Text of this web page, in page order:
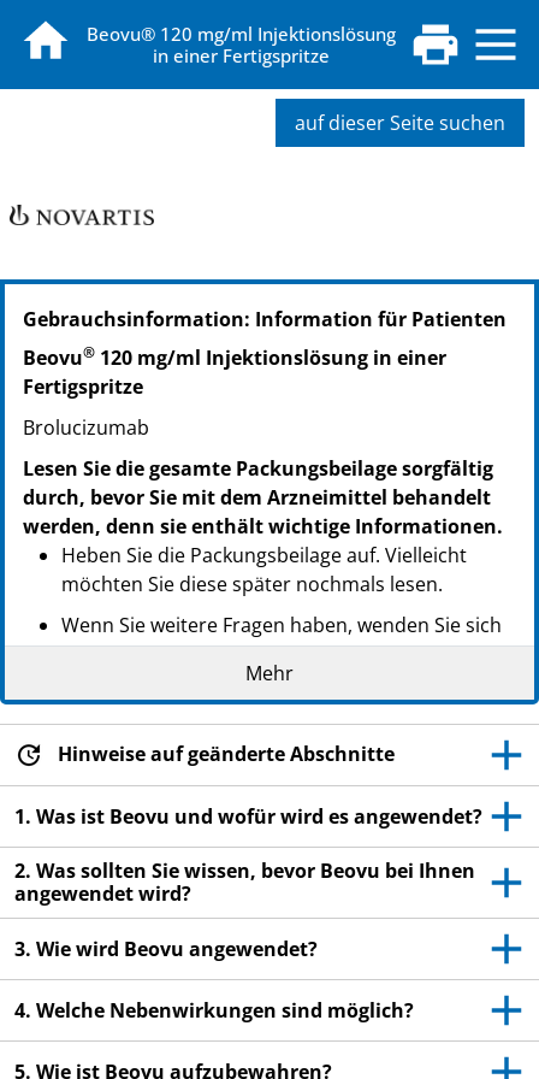
Beovu® 120 mg/ml Injektionslösung
in einer Fertigspritze
auf dieser Seite suchen
PZN: 15559977
PPN: 111555997727
NTIN: 04150155599778
Gebrauchsinformation: Information für Patienten
Beovu® 120 mg/ml Injektionslösung in einer
Fertigspritze
Brolucizumab
Lesen Sie die gesamte Packungsbeilage sorgfältig
durch, bevor Sie mit dem Arzneimittel behandelt
werden, denn sie enthält wichtige Informationen.
Heben Sie die Packungsbeilage auf. Vielleicht
möchten Sie diese später nochmals lesen.
Wenn Sie weitere Fragen haben, wenden Sie sich
an Ihren Arzt.
Wenn Sie Nebenwirkungen bemerken, wenden Sie
sich an Ihren Arzt. Dies gilt auch für
Nebenwirkungen, die nicht in dieser
Packungsbeilage angegeben sind. Siehe Abschnitt
4.
Mehr
Hinweise auf geänderte Abschnitte
1. Was ist Beovu und wofür wird es angewendet?
2. Was sollten Sie wissen, bevor Beovu bei Ihnen
angewendet wird?
3. Wie wird Beovu angewendet?
4. Welche Nebenwirkungen sind möglich?
5. Wie ist Beovu aufzubewahren?